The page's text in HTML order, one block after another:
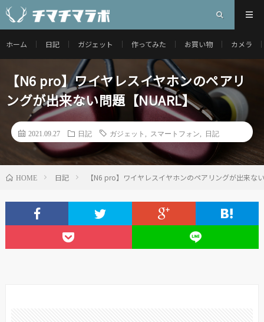
ホーム 日記 ガジェット 作ってみた お買い物 カメラ
【N6 pro】ワイヤレスイヤホンのペアリ
ングが出来ない問題【NUARL】
2021.09.27 日記 ガジェット スマートフォン 日記
HOME 日記 【N6 pro】ワイヤレスイヤホンのペアリングが出来な